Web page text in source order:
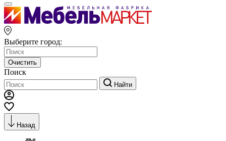
Выберите город:
Очистить
Поиск
Найти
Назад